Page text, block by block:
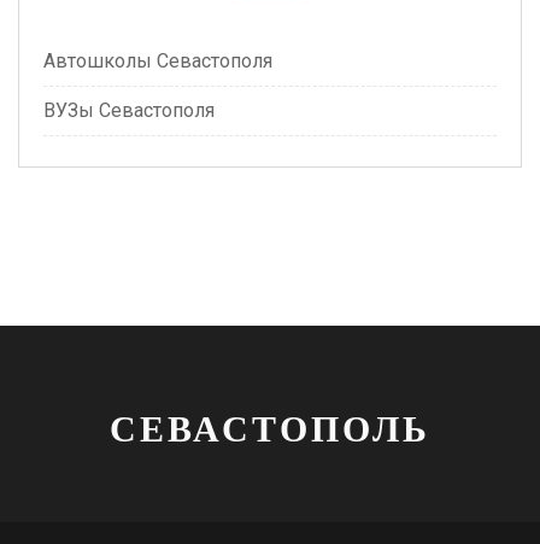
Автошколы Севастополя
ВУЗы Севастополя
СЕВАСТОПОЛЬ